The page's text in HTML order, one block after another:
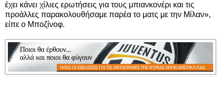
έχει κάνει χίλιες ερωτήσεις για τους μπιανκονέρι και τις
προάλλες παρακολουθήσαμε παρέα το ματς με την Μίλαν»,
είπε ο Μποζίνοφ.